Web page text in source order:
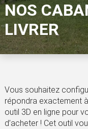
NOS
LIVRER
Vous souhaitez
répondra exactement
outil 3D en ligne pour
d’acheter ! Cet outil